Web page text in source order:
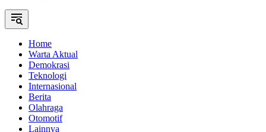
Home
Warta Aktual
Demokrasi
Teknologi
Internasional
Berita
Olahraga
Otomotif
Lainnya